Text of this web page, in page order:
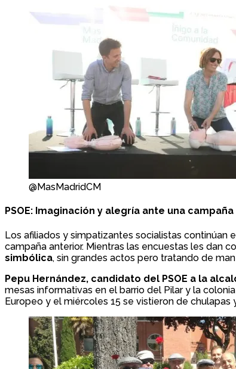
@MasMadridCM
PSOE: Imaginación y alegría ante una
Los afiliados y simpatizantes socialistas continúan
campaña anterior. Mientras las encuestas les dan
simbólica, sin grandes actos pero tratando de
Pepu Hernández, candidato del PSOE a la
mesas informativas en el barrio del Pilar y la
Europeo y el miércoles 15 se vistieron de chulapas